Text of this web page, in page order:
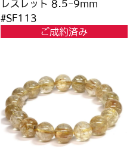
レスレット 8.5-9mm
#SF113
ご成約済み